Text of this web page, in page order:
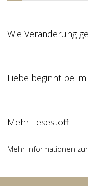
Wie Veränderung
Liebe beginnt bei
Mehr Lesestoff
Mehr Informationen